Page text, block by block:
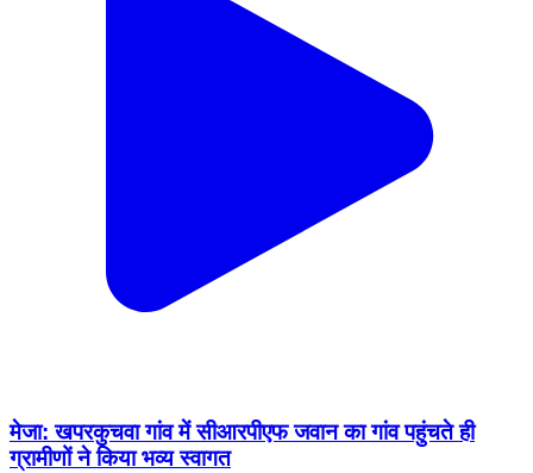
मेजा: खपरकुचवा गांव में सीआरपीएफ जवान का गांव पहुंचते ही
ग्रामीणों ने किया भव्य स्वागत